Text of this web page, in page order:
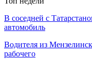
В соседней с
автомобиль
Водителя из
рабочего